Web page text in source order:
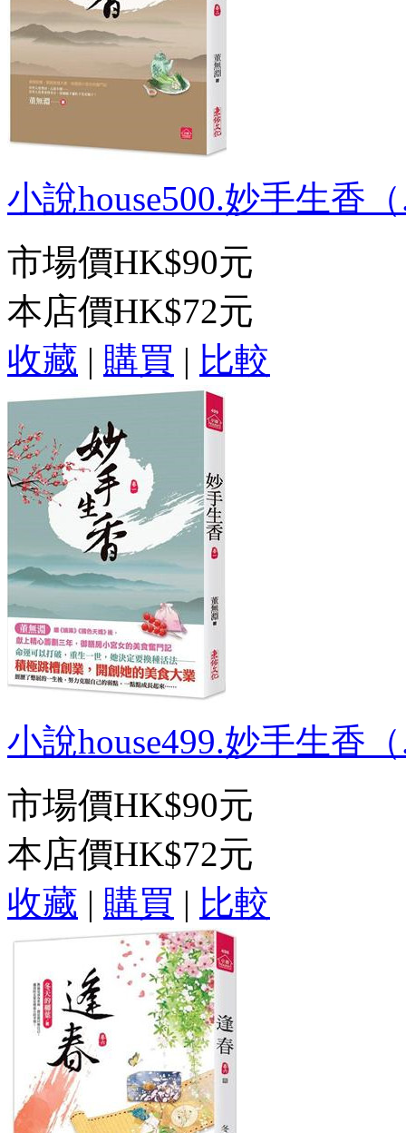
小說house500.妙手生香
市場價HK$90元
本店價HK$72元
收藏 | 購買 | 比較
小說house499.妙手生香
市場價HK$90元
本店價HK$72元
收藏 | 購買 | 比較